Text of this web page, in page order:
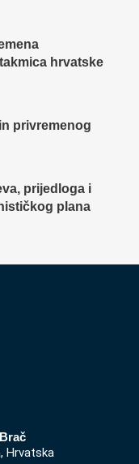
hrvatske
privremenog
prijedloga i
plana
Hrvatska